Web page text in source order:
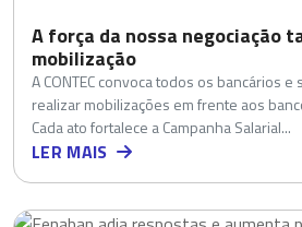
A força da nossa negociação
mobilização
A CONTEC convoca todos os bancários
realizar mobilizações em frente aos
Cada ato fortalece a Campanha Salarial...
LER MAIS